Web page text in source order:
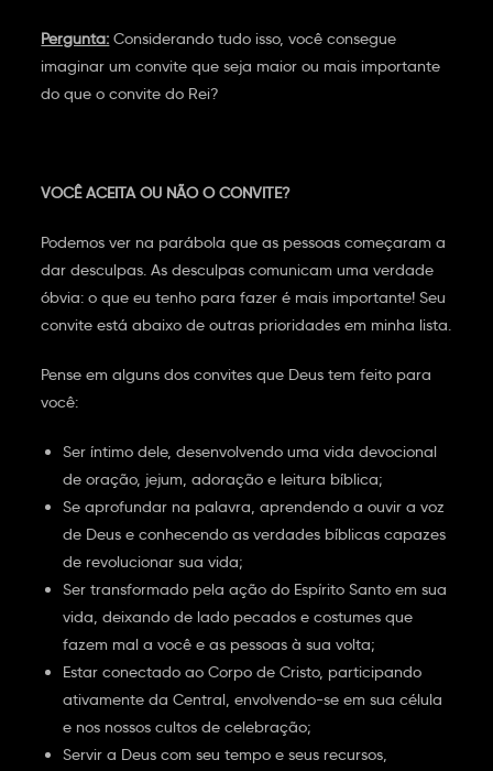
Pergunta: Considerando tudo isso, você consegue
imaginar um convite que seja maior ou mais importante
do que o convite do Rei?
VOCÊ ACEITA OU NÃO O CONVITE?
Podemos ver na parábola que as pessoas começaram a
dar desculpas. As desculpas comunicam uma verdade
óbvia: o que eu tenho para fazer é mais importante! Seu
convite está abaixo de outras prioridades em minha lista.
Pense em alguns dos convites que Deus tem feito para
você:
Ser íntimo dele, desenvolvendo uma vida devocional
de oração, jejum, adoração e leitura bíblica;
Se aprofundar na palavra, aprendendo a ouvir a voz
de Deus e conhecendo as verdades bíblicas capazes
de revolucionar sua vida;
Ser transformado pela ação do Espírito Santo em sua
vida, deixando de lado pecados e costumes que
fazem mal a você e as pessoas à sua volta;
Estar conectado ao Corpo de Cristo, participando
ativamente da Central, envolvendo-se em sua célula
e nos nossos cultos de celebração;
Servir a Deus com seu tempo e seus recursos,